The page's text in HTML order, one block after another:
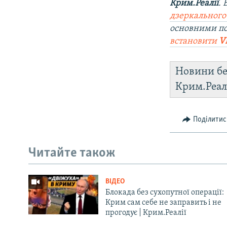
Крим.Реалії.
основними
встановити
Новини
Читайте також
ВІДЕО
Блокада без сухопутної операції:
Крим сам себе не заправить і не
прогодує | Крим.Реалії